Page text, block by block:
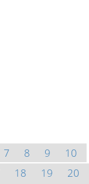
7 8 9
10
18 19
20